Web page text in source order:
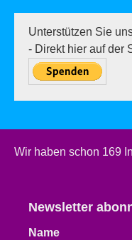
Unterstützen Sie
- Direkt hier auf der
Wir haben schon 169
Newsletter
Name